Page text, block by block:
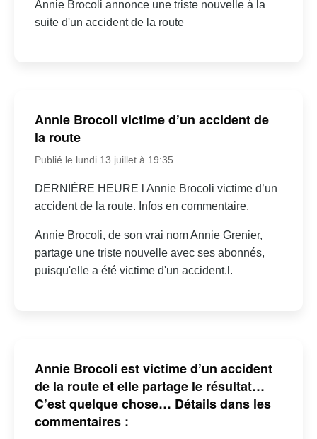
Annie Brocoli annonce une triste nouvelle à la
suite d'un accident de la route
Annie Brocoli victime d’un accident de
la route
Publié le lundi 13 juillet à 19:35
DERNIÈRE HEURE l Annie Brocoli victime d’un
accident de la route. Infos en commentaire.
Annie Brocoli, de son vrai nom Annie Grenier,
partage une triste nouvelle avec ses abonnés,
puisqu'elle a été victime d'un accident.l.
Annie Brocoli est victime d’un accident
de la route et elle partage le résultat…
C’est quelque chose… Détails dans les
commentaires :